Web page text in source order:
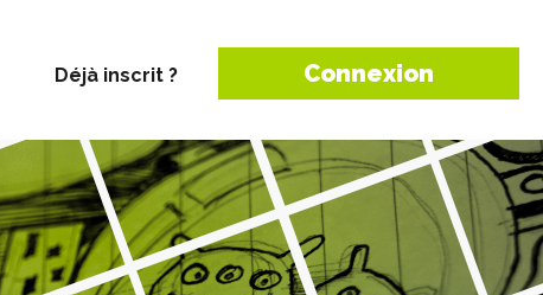
Déjà inscrit ? Connexion